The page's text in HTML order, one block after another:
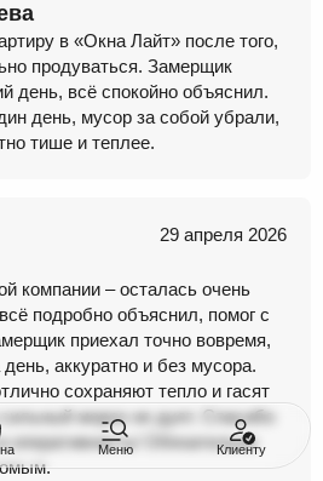
Меню Клиенту
в «Окна Лайт» после того,
продуваться. Замерщик
день, всё спокойно объяснил.
день, мусор за собой убрали,
тише и теплее.
29 апреля 2026
компании – осталась очень
подробно объяснил, помог с
приехал точно вовремя,
аккуратно и без мусора.
сохраняют тепло и гасят
мороз не дует. Спасибо
оперативность! Обязательно